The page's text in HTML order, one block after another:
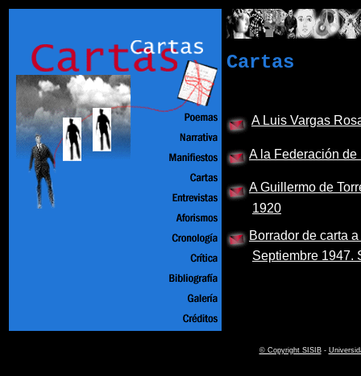
Cartas
A Luis Vargas
A la Federación
A Guillermo de
1920
Borrador de carta
Septiembre 1947.
© Copyright SISIB-